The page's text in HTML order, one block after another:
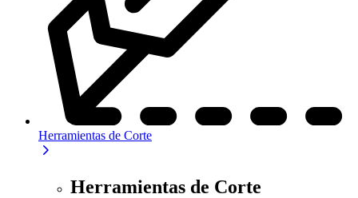
Herramientas de Corte
Herramientas de Corte